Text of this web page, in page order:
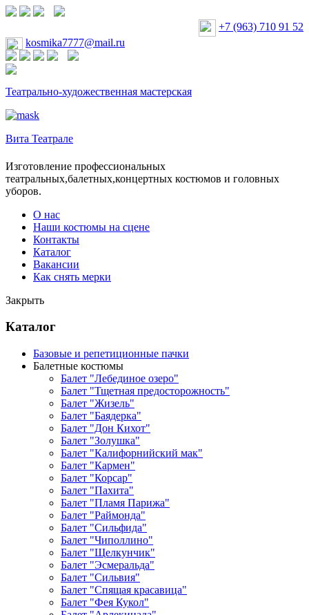
+7 (963) 710 91 52
kosmika7777@mail.ru
Театрально-художественная мастерская
Вита Театрале
Изготовление профессиональных
театральных,балетных,концертных костюмов и головных
уборов.
О нас
Наши костюмы на сцене
Контакты
Каталог
Вакансии
Как снять мерки
Закрыть
Каталог
Базовые и репетиционные пачки
Балетные костюмы
Балет "Лебединое озеро"
Балет "Тщетная предосторожность"
Балет "Жизель"
Балет "Баядерка"
Балет "Дон Кихот"
Балет "Золушка"
Балет "Калифорнийский мак"
Балет "Кармен"
Балет "Корсар"
Балет "Пахита"
Балет "Пламя Парижа"
Балет "Раймонда"
Балет "Сильфида"
Балет "Чиполлино"
Балет "Щелкунчик"
Балет "Эсмеральда"
Балет "Сильвия"
Балет "Спящая красавица"
Балет "Фея Кукол"